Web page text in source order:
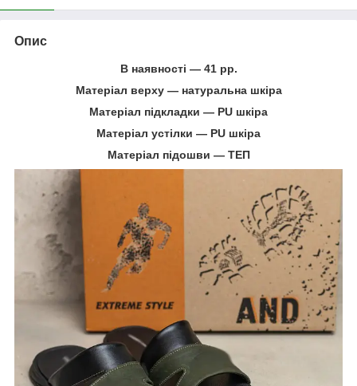
Опис
В наявності ― 41 рр.
Матеріал верху ― натуральна шкіра
Матеріал підкладки ― PU шкіра
Матеріал устілки ― PU шкіра
Матеріал підошви ― ТЕП